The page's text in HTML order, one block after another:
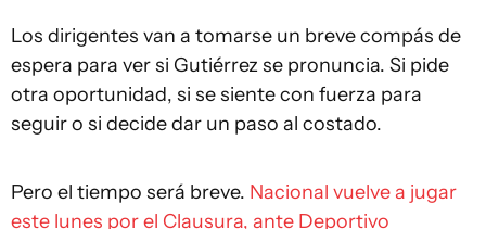
Los dirigentes van a tomarse un breve compás de
espera para ver si Gutiérrez se pronuncia. Si pide
otra oportunidad, si se siente con fuerza para
seguir o si decide dar un paso al costado.
Pero el tiempo será breve. Nacional vuelve a jugar
este lunes por el Clausura, ante Deportivo